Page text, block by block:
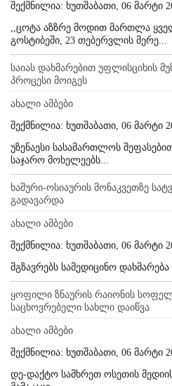
შექმნილია: ხუთშაბათი, 06 მარტი
,,ცოტა აზზრე მოდით მართლა
გოსტიბეში, 23 თებერვლის მერე...
საიას დახმარებით უფლისციხის
პროცესი მოიგეს
ახალი ამბები
შექმნილია: ხუთშაბათი, 06 მარტი
უზენაესი სასამართლოს
საჯარო მოხელეებს...
ხაშური-ოსიაურის მონაკვეთზე
გადავარდა
ახალი ამბები
შექმნილია: ხუთშაბათი, 06 მარტი
მგზავრებს სამედიცინო
ყოფილი ზნაურის რაიონის სოფელ
საცხოვრებელი სახლი დაიწვა
ახალი ამბები
შექმნილია: ხუთშაბათი, 06 მარტი
დე-დაქტო სამხრეთ ოსეთის